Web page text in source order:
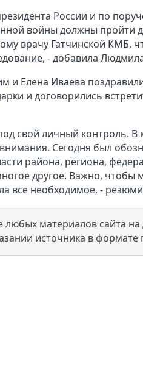
России и по
войны должны пройти
врачу Гатчинской КМБ,
- добавила
Елена Иваева
и договорились
свой личный контроль.
Сегодня был
района, региона,
другое. Важно, чтобы
все необходимое, -
любых материалов сайта
источника в формате